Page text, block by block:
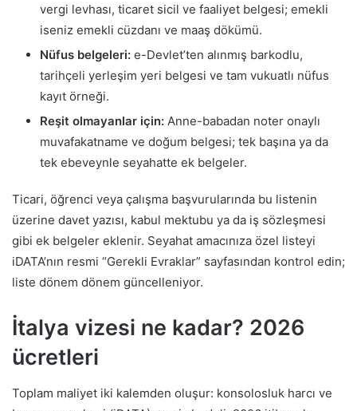
vergi levhası, ticaret sicil ve faaliyet belgesi; emekli
iseniz emekli cüzdanı ve maaş dökümü.
Nüfus belgeleri: e-Devlet’ten alınmış barkodlu,
tarihçeli yerleşim yeri belgesi ve tam vukuatlı nüfus
kayıt örneği.
Reşit olmayanlar için: Anne-babadan noter onaylı
muvafakatname ve doğum belgesi; tek başına ya da
tek ebeveynle seyahatte ek belgeler.
Ticari, öğrenci veya çalışma başvurularında bu listenin
üzerine davet yazısı, kabul mektubu ya da iş sözleşmesi
gibi ek belgeler eklenir. Seyahat amacınıza özel listeyi
iDATA’nın resmi “Gerekli Evraklar” sayfasından kontrol edin;
liste dönem dönem güncelleniyor.
İtalya vizesi ne kadar? 2026
ücretleri
Toplam maliyet iki kalemden oluşur: konsolosluk harcı ve